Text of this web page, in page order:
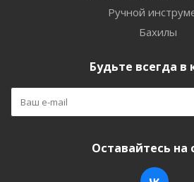
Ручной
Бахилы
Будьте всегда в
Оставайтесь на